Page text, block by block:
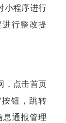
小程序进行
行整改提
，点击首页
钮，跳转
息通报管理